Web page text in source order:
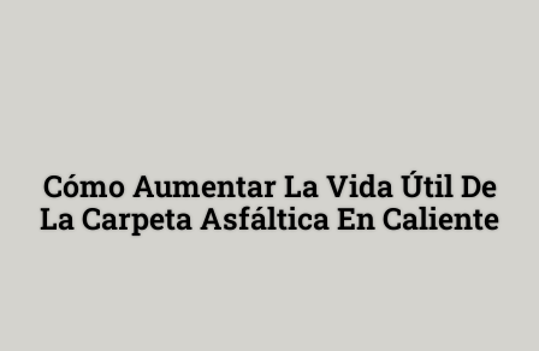
Cómo Aumentar La Vida Útil De
La Carpeta Asfáltica En Caliente